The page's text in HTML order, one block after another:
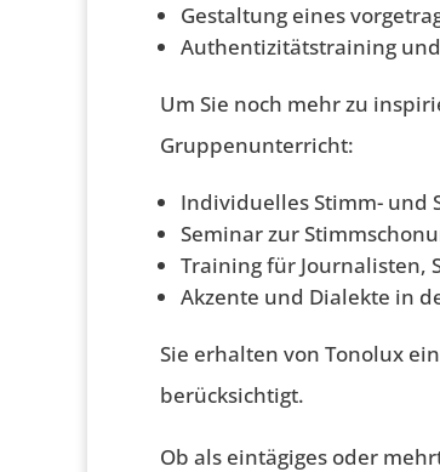
Gestaltung eines
Authentizitätstraining
Um Sie noch mehr zu
Gruppenunterricht:
Individuelles Stimm- und
Seminar zur
Training für Journalisten,
Akzente und Dialekte in
Sie erhalten von Tonolux
berücksichtigt.
Ob als eintägiges oder